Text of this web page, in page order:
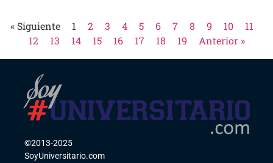
« Siguiente 1 2 3 4 5 6 7 8 9 10
11
12
13 14 15 16 17 18 19 Anterior »
©2013-2025
SoyUniversitario.com